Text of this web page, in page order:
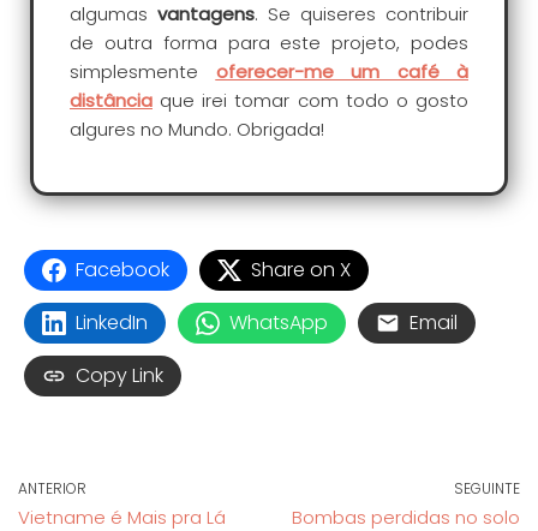
algumas vantagens. Se quiseres contribuir
de outra forma para este projeto, podes
simplesmente oferecer-me um café à
distância que irei tomar com todo o gosto
algures no Mundo. Obrigada!
Facebook
Share on X
LinkedIn
WhatsApp
Email
Copy Link
ANTERIOR
Vietname é Mais pra Lá
SEGUINTE
Bombas perdidas no solo